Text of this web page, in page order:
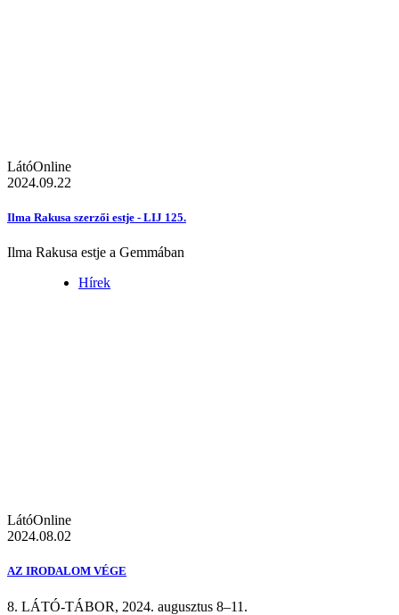
LátóOnline
2024.09.22
Ilma Rakusa szerzői estje - LIJ 125.
Ilma Rakusa estje a Gemmában
Hírek
LátóOnline
2024.08.02
AZ IRODALOM VÉGE
8. LÁTÓ-TÁBOR, 2024. augusztus 8–11.